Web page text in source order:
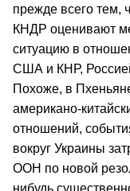
прежде всего тем,
КНДР оценивают
ситуацию в
США и КНР,
Похоже, в
американо-
отношений,
вокруг Украины
ООН по новой